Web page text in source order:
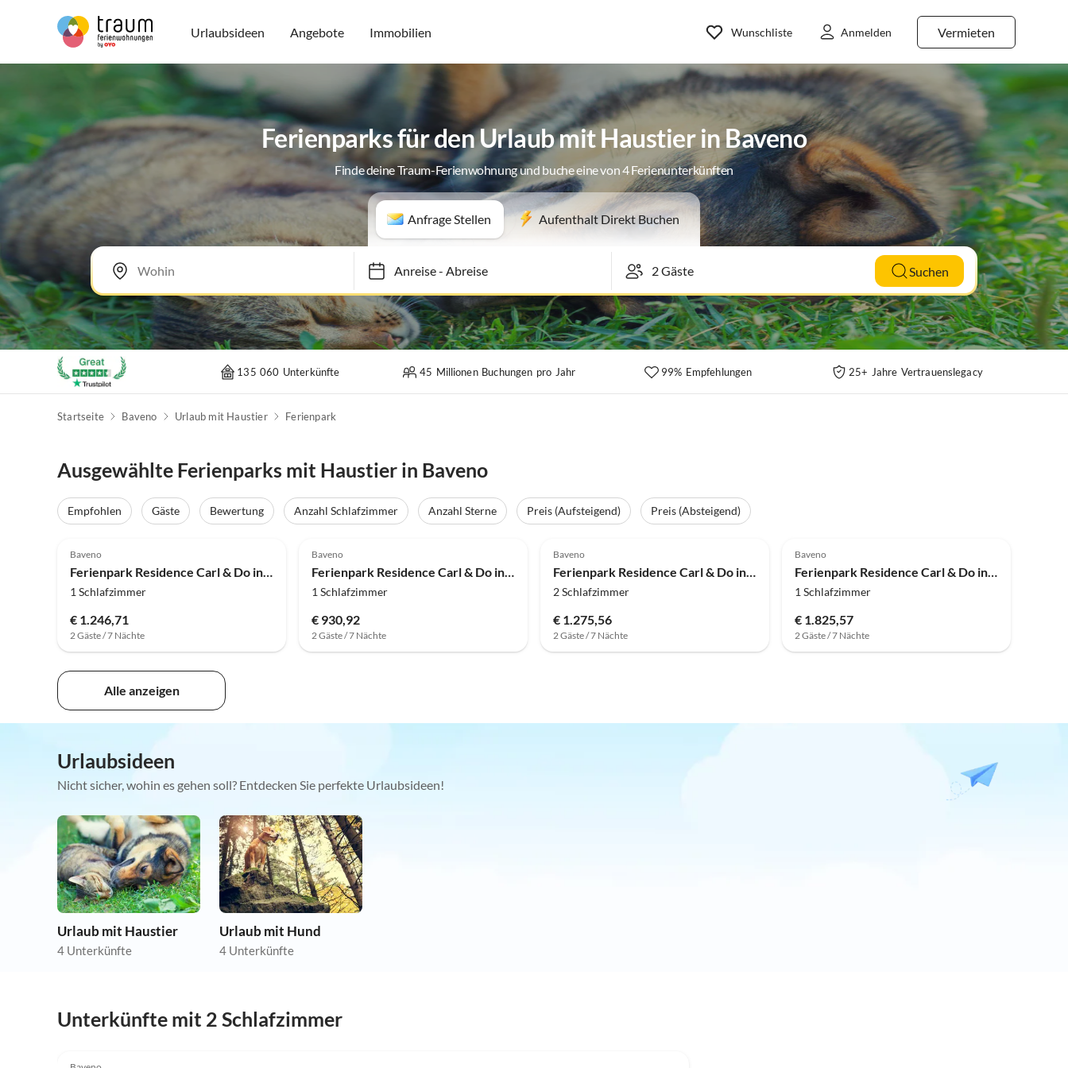
Urlaubsideen Angebote Immobilien Vermieten
Wunschliste Anmelden
Ferienparks für den Urlaub mit Haustier in Baveno
Finde deine Traum-Ferienwohnung und buche eine von 4 Ferienunterkünften
Anfrage Stellen Aufenthalt Direkt Buchen
Anreise-Abreise Suchen
135 060 Unterkünfte 45 Millionen Buchungen pro Jahr 99% Empfehlungen 25+ Jahre Vertrauenslegacy
Startseite Baveno Urlaub mit Haustier Ferienpark
Ausgewählte Ferienparks mit Haustier in Baveno
Empfohlen Gäste Bewertung Anzahl Schlafzimmer Anzahl Sterne Preis (Aufsteigend)
Preis (Absteigend)
Baveno
Ferienpark Residence Carl & Do in Baveno
1 Schlafzimmer
€ 1.246,71
2 Gäste / 7 Nächte
Baveno
Ferienpark Residence Carl & Do in Baveno
1 Schlafzimmer
€ 930,92
2 Gäste / 7 Nächte
Baveno
Ferienpark Residence Carl & Do in Baveno
2 Schlafzimmer
€ 1.275,56
2 Gäste / 7 Nächte
Baveno
Ferienpark Residence Carl & Do in Baveno
1 Schlafzimmer
€ 1.825,57
2 Gäste / 7 Nächte
Alle anzeigen
Urlaubsideen
Nicht sicher, wohin es gehen soll? Entdecken Sie perfekte Urlaubsideen!
Urlaub mit Haustier
4 Unterkünfte
Urlaub mit Hund
4 Unterkünfte
Unterkünfte mit 2 Schlafzimmer